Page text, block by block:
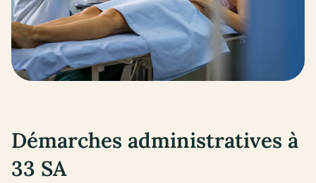
Démarches administratives à
33 SA